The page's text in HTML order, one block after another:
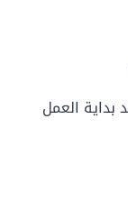
بداية العمل